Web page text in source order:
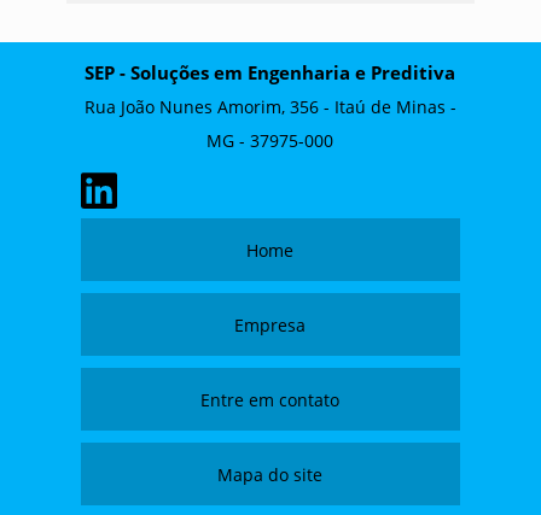
SEP - Soluções em Engenharia e Preditiva
Rua João Nunes Amorim, 356 - Itaú de Minas -
MG - 37975-000
Home
Empresa
Entre em contato
Mapa do site